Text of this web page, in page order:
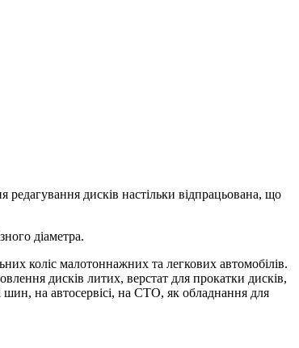
дисків настільки відпрацьована, що
діаметра.
коліс малотоннажних та легкових автомобілів.
дисків литих, верстат для прокатки дисків,
на автосервісі, на СТО, як обладнання для